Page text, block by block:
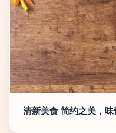
清新美食 简约之美，味